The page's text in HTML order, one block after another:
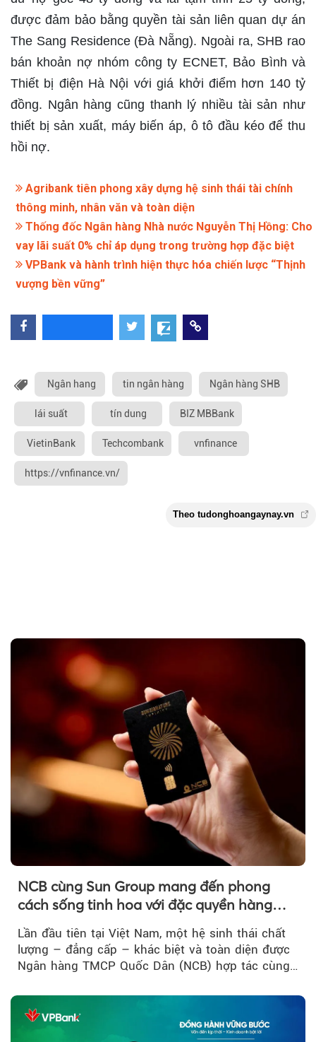
được đảm bảo bằng quyền tài sản liên quan dự án
The Sang Residence (Đà Nẵng). Ngoài ra, SHB rao
bán khoản nợ nhóm công ty ECNET, Bảo Bình và
Thiết bị điện Hà Nội với giá khởi điểm hơn 140 tỷ
đồng. Ngân hàng cũng thanh lý nhiều tài sản như
thiết bị sản xuất, máy biến áp, ô tô đầu kéo để thu
hồi nợ.
Agribank tiên phong xây dựng hệ sinh thái tài chính
thông minh, nhân văn và toàn diện
Thống đốc Ngân hàng Nhà nước Nguyễn Thị Hồng: Cho
vay lãi suất 0% chỉ áp dụng trong trường hợp đặc biệt
VPBank và hành trình hiện thực hóa chiến lược “Thịnh
vượng bền vững”
Ngân hang tin ngân hàng Ngân hàng SHB
lái suất tín dung BIZ MBBank
VietinBank Techcombank vnfinance
https://vnfinance.vn/
Theo
NCB cùng Sun Group mang đến phong
cách sống tinh hoa với đặc quyền hàng
đầu Việt Nam
Lần đầu tiên tại Việt Nam, một hệ sinh thái chất
lượng – đẳng cấp – khác biệt và toàn diện được
Ngân hàng TMCP Quốc Dân (NCB) hợp tác cùng